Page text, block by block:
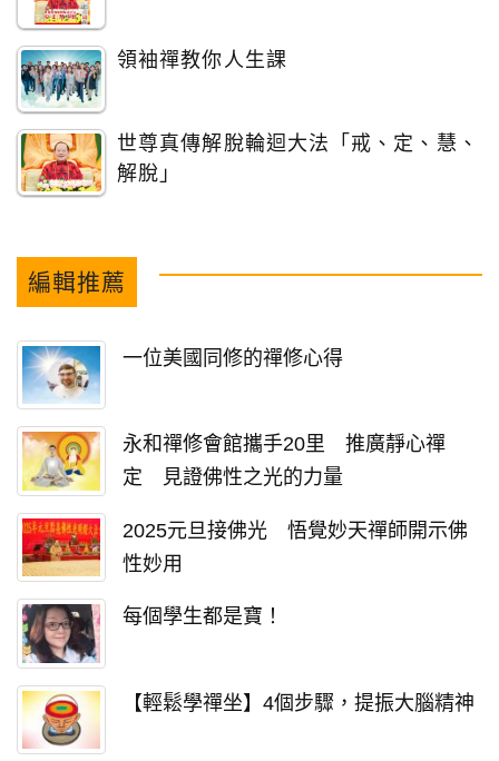
領袖禪教你人生課
世尊真傳解脫輪迴大法「戒、定、慧、
解脫」
編輯推薦
一位美國同修的禪修心得
永和禪修會館攜手20里 推廣靜心禪
定 見證佛性之光的力量
2025元旦接佛光 悟覺妙天禪師開示佛
性妙用
每個學生都是寶！
【輕鬆學禪坐】4個步驟，提振大腦精神